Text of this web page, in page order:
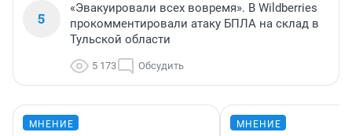
5
«Эвакуировали всех вовремя». В Wildberries
прокомментировали атаку БПЛА на склад в
Тульской области
5 173 Обсудить
МНЕНИЕ МНЕНИЕ